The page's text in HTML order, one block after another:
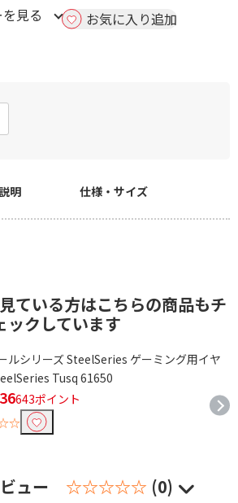
見る お気に入り追加
明 仕様・サイズ
ている方はこちらの商品もチ
ックしています
ルシリーズ SteelSeries ゲーミング用イヤ
Tusq 61650
643ポイント
ュー ☆☆☆☆☆ (0)